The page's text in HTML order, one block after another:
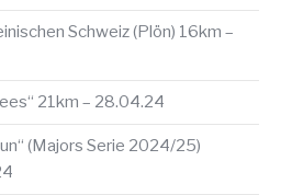
Schweiz (Plön) 16km –
21km – 28.04.24
(Majors Serie 2024/25)